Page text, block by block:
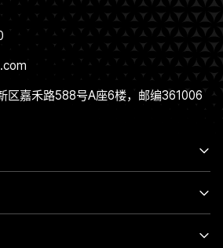
区嘉禾路588号A座6楼，邮编361006